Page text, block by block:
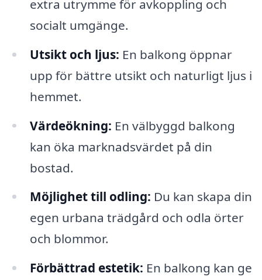
extra utrymme för avkoppling och
socialt umgänge.
Utsikt och ljus: En balkong öppnar
upp för bättre utsikt och naturligt ljus i
hemmet.
Värdeökning: En välbyggd balkong
kan öka marknadsvärdet på din
bostad.
Möjlighet till odling: Du kan skapa din
egen urbana trädgård och odla örter
och blommor.
Förbättrad estetik: En balkong kan ge